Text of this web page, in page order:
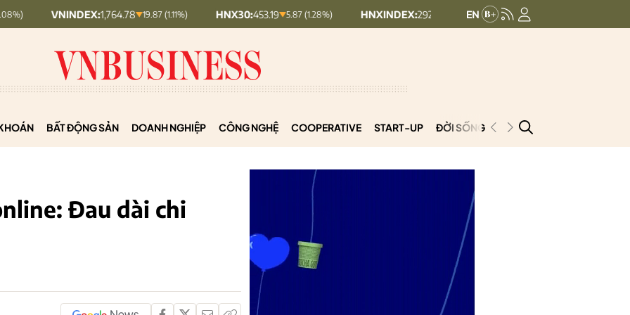
1,764.78 19.87 (1.11%) HNX30: 453.19 5.87 (1.28%) HNXINDEX:292.64 8.56 (2.84%) UPCOMINDEX:
BẤT ĐỘNG SẢN DOANH NGHIỆP CÔNG NGHỆ COOPERATIVE START-UP ĐỜI SỐNG PODCAST
Đau dài chi